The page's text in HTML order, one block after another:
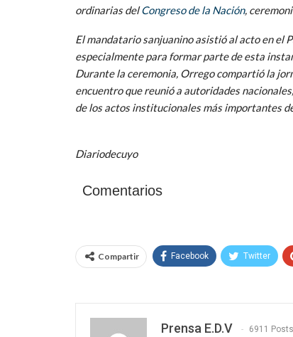
ordinarias delCongreso de la Nación,
El mandatario sanjuanino asistió al acto en el
especialmente para formar parte de esta
Durante la ceremonia, Orrego compartió la
encuentro que reunió a autoridades
de los actos institucionales más importantes
Diariodecuyo
Comentarios
Compartir Facebook Twitter
Prensa E.D.V 6911 Posts